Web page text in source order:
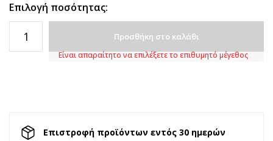
Επιλογή ποσότητας:
Προσθήκη στο καλάθι
Είναι απαραίτητο να επιλέξετε το επιθυμητό μέγεθος
Επιστροφή προϊόντων εντός 30 ημερών